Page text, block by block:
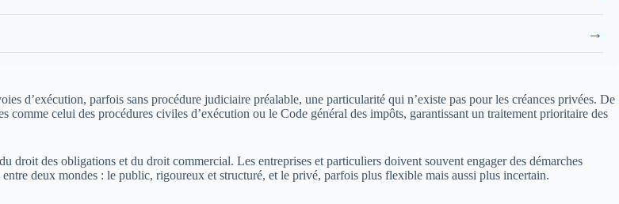
→
d’exécution, parfois sans procédure judiciaire préalable, une particularité qui n’existe pas pour les créances privées. De
comme celui des procédures civiles d’exécution ou le Code général des impôts, garantissant un traitement prioritaire des
droit des obligations et du droit commercial. Les entreprises et particuliers doivent souvent engager des démarches
deux mondes : le public, rigoureux et structuré, et le privé, parfois plus flexible mais aussi plus incertain.